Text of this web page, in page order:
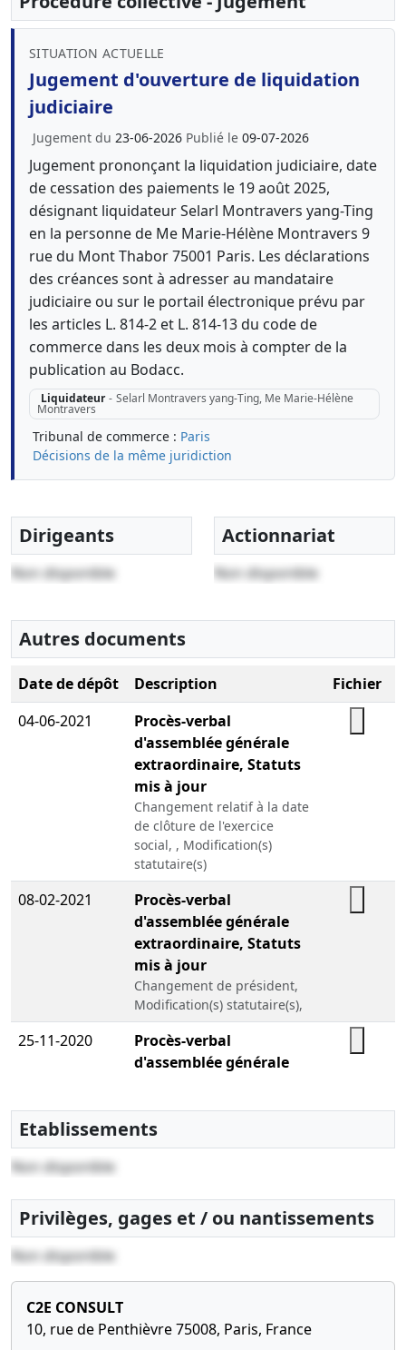
SITUATION ACTUELLE
Jugement d'ouverture de liquidation
judiciaire
Jugement du 23-06-2026 Publié le 09-07-2026
Jugement prononçant la liquidation judiciaire, date
de cessation des paiements le 19 août 2025,
désignant liquidateur Selarl Montravers yang-Ting
en la personne de Me Marie-Hélène Montravers 9
rue du Mont Thabor 75001 Paris. Les déclarations
des créances sont à adresser au mandataire
judiciaire ou sur le portail électronique prévu par
les articles L. 814-2 et L. 814-13 du code de
commerce dans les deux mois à compter de la
publication au Bodacc.
Liquidateur - Selarl Montravers yang-Ting, Me Marie-Hélène
Montravers
Tribunal de commerce : Paris
Décisions de la même juridiction
Dirigeants
Non disponible
Actionnariat
Non disponible
Autres documents
Date de dépôt Description
Fichier
04-06-2021
Procès-verbal
d'assemblée générale
extraordinaire, Statuts
mis à jour
Changement relatif à la date
de clôture de l'exercice
social, , Modification(s)
statutaire(s)
08-02-2021
Procès-verbal
d'assemblée générale
extraordinaire, Statuts
mis à jour
Changement de président,
Modification(s) statutaire(s),
25-11-2020
Procès-verbal
d'assemblée générale
général, Changement de
26-06-2020
Liste des souscripteurs,
Certificat
Président actionnaire unique
Etablissements
Non disponible
Privilèges, gages et / ou nantissements
Non disponible
C2E CONSULT
10, rue de Penthièvre 75008, Paris, France